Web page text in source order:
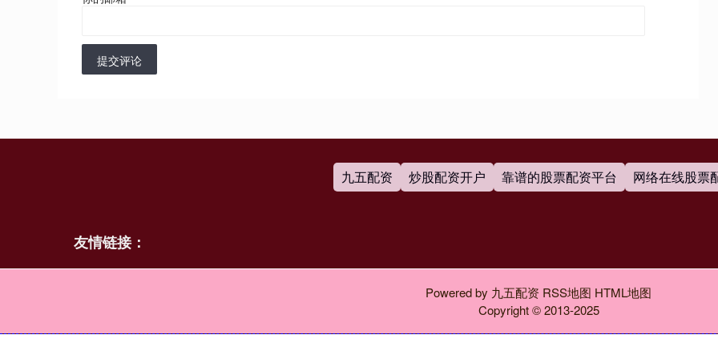
提交评论
九五配资 炒股配资开户 靠谱的股票配资平台 网络在线股票
友情链接：
Powered by 九五配资 RSS地图 HTML地图
Copyright© 2013-2025